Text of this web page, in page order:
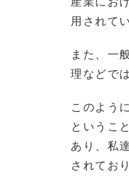
用されて
また、一
理などで
このよう
というこ
あり、私
されてお